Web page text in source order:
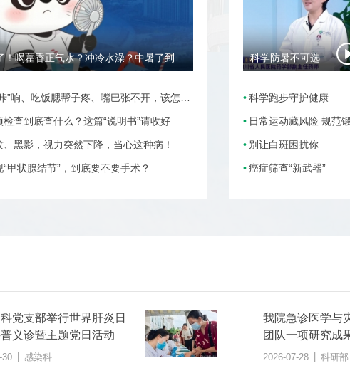
热红温了！喝藿香正气水？冲冷水澡？中暑了到底该咋办？
”响、吃饭腮帮子疼、嘴巴张不开，该怎么办？
检查到底查什么？这篇“说明书”请收好
、黑影，视力突然下降，当心这种病！
甲状腺结节”，到底要不要手术？
科学防暑不可选错药
科学跑步守护健康
日常运动藏风险 规范
别让白斑困扰你
癌症筛查“新武器”
党支部举行世界肝炎日
义诊暨主题党日活动
30 感染科
我院急诊医学与
团队一项研究成
学权威医学期刊
2026-07-28 科研部